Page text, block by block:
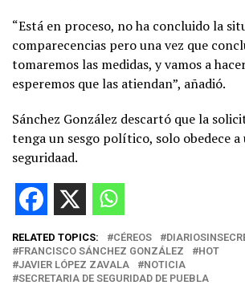
“Está en proceso, no ha concluido la
comparecencias pero una vez que
tomaremos las medidas, y vamos a
esperemos que las atiendan”, añadió.
Sánchez González descartó que la
tenga un sesgo político, solo obedece a
seguridaad.
RELATED TOPICS: CÉREOS
FRANCISCO SÁNCHEZ GONZÁLEZ
HOT
JAVIER LÓPEZ ZAVALA
NOTICIA
SECRETARIA DE SEGURIDAD DE PUEBLA